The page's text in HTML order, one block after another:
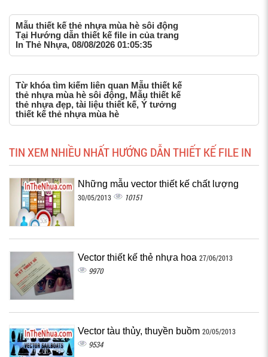
Mẫu thiết kế thẻ nhựa mùa hè sôi động
Tại Hướng dẫn thiết kế file in của trang
In Thẻ Nhựa, 08/08/2026 01:05:35
Từ khóa tìm kiếm liên quan Mẫu thiết kế
thẻ nhựa mùa hè sôi động, Mẫu thiết kế
thẻ nhựa đẹp, tài liệu thiết kế, Ý tưởng
thiết kế thẻ nhựa mùa hè
TIN XEM NHIỀU NHẤT HƯỚNG DẪN THIẾT KẾ FILE IN
Những mẫu vector thiết kế chất lượng
30/05/2013 10151
Vector thiết kế thẻ nhựa hoa 27/06/2013
9970
Vector tàu thủy, thuyền buồm 20/05/2013
9534